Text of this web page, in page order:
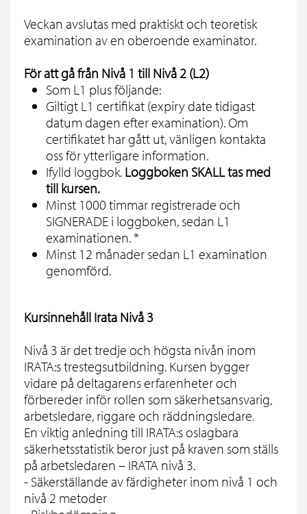
Veckan avslutas med praktiskt och teoretisk
examination av en oberoende examinator.
För att gå från Nivå 1 till Nivå 2 (L2)
Som L1 plus följande:
Giltigt L1 certifikat (expiry date tidigast
datum dagen efter examination). Om
certifikatet har gått ut, vänligen kontakta
oss för ytterligare information.
Ifylld loggbok. Loggboken SKALL tas med
till kursen.
Minst 1000 timmar registrerade och
SIGNERADE i loggboken, sedan L1
examinationen. *
Minst 12 månader sedan L1 examination
genomförd.
Kursinnehåll Irata Nivå 3
Nivå 3 är det tredje och högsta nivån inom
IRATA:s trestegsutbildning. Kursen bygger
vidare på deltagarens erfarenheter och
förbereder inför rollen som säkerhetsansvarig,
arbetsledare, riggare och räddningsledare.
En viktig anledning till IRATA:s oslagbara
säkerhetsstatistik beror just på kraven som ställs
på arbetsledaren – IRATA nivå 3.
- Säkerställande av färdigheter inom nivå 1 och
nivå 2 metoder